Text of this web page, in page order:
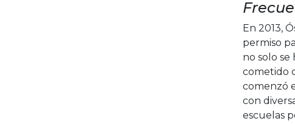
En 2013,
permiso
no solo
cometido
comenzó
con
escuelas